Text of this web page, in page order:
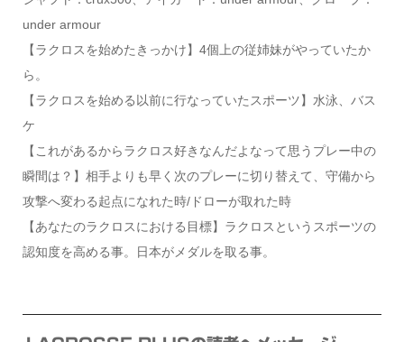
under armour
【ラクロスを始めたきっかけ】4個上の従姉妹がやっていたか
ら。
【ラクロスを始める以前に行なっていたスポーツ】水泳、バス
ケ
【これがあるからラクロス好きなんだよなって思うプレー中の
瞬間は？】相手よりも早く次のプレーに切り替えて、守備から
攻撃へ変わる起点になれた時/ドローが取れた時
【あなたのラクロスにおける目標】ラクロスというスポーツの
認知度を高める事。日本がメダルを取る事。